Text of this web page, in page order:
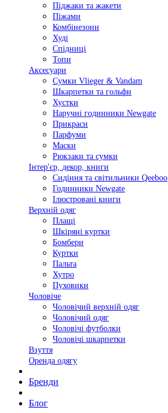
Піджаки та жакети
Піжами
Комбінезони
Худі
Спідниці
Топи
Аксесуари
Сумки Vlieger & Vandam
Шкарпетки та гольфи
Хустки
Наручні годинники Newgate
Прикраси
Парфуми
Маски
Рюкзаки та сумки
Інтер'єр, декор, книги
Сидіння та світильники Qeeboo
Годинники Newgate
Ілюстровані книги
Верхній одяг
Плащі
Шкіряні куртки
Бомбери
Куртки
Пальта
Хутро
Пуховики
Чоловіче
Чоловічий верхній одяг
Чоловічий одяг
Чоловічі футболки
Чоловічі шкарпетки
Взуття
Оренда одягу
Бренди
Блог